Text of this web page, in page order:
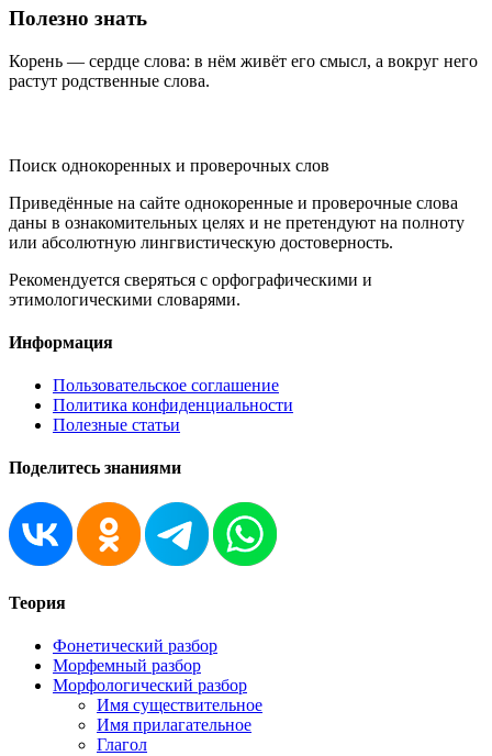
Полезно знать
Корень — сердце слова: в нём живёт его смысл, а вокруг него
растут родственные слова.
Поиск однокоренных и проверочных слов
Приведённые на сайте однокоренные и проверочные слова
даны в ознакомительных целях и не претендуют на полноту
или абсолютную лингвистическую достоверность.
Рекомендуется сверяться с орфографическими и
этимологическими словарями.
Информация
Пользовательское соглашение
Политика конфиденциальности
Полезные статьи
Поделитесь знаниями
Теория
Фонетический разбор
Морфемный разбор
Морфологический разбор
Имя существительное
Имя прилагательное
Глагол